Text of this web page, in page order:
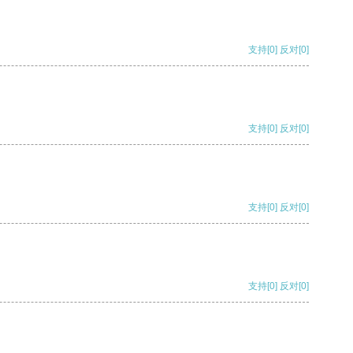
支持[0] 反对[0]
支持[0] 反对[0]
支持[0] 反对[0]
支持[0] 反对[0]